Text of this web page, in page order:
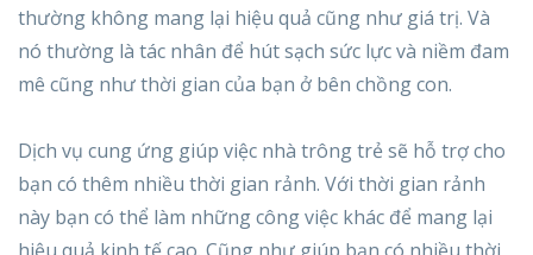
thường không mang lại hiệu quả cũng như giá trị. Và
nó thường là tác nhân để hút sạch sức lực và niềm đam
mê cũng như thời gian của bạn ở bên chồng con.
Dịch vụ cung ứng giúp việc nhà trông trẻ sẽ hỗ trợ cho
bạn có thêm nhiều thời gian rảnh. Với thời gian rảnh
này bạn có thể làm những công việc khác để mang lại